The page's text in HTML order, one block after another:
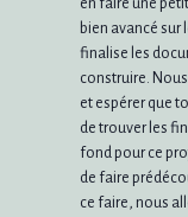
bien avancé sur
finalise les
construire.
et espérer que
de trouver les
fond pour ce
de faire
ce faire, nous